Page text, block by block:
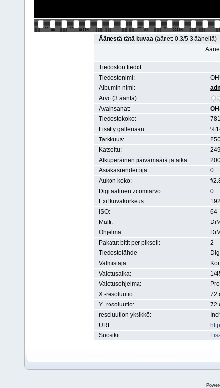
Äänestä tätä kuvaa (äänet: 0.3/5 3 äänellä)
Tiedoston tiedot
Tiedostonimi:
Albumin nimi:
Arvo (3 ääntä):
Avainsanat:
Tiedostokoko:
Lisätty galleriaan:
Tarkkuus:
Katseltu:
Alkuperäinen päivämäärä ja aika:
Asiakasrenderöijä:
0
Aukon koko:
f/
Digitaalinen zoomiarvo:
0
Exif kuvakorkeus:
ISO:
64
Malli:
Ohjelma:
Pakatut bitit per pikseli:
2
Tiedostolähde:
Valmistaja:
Valotusaika:
1/
Valotusohjelma:
X -resoluutio:
72
Y -resoluutio:
72
resoluution yksikkö:
URL:
Suosikit: